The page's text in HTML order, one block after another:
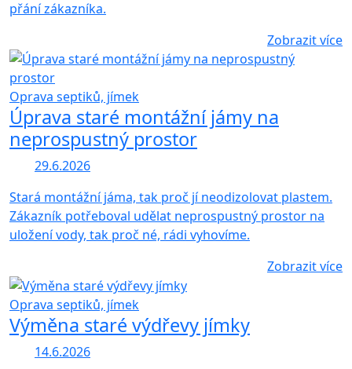
přání zákazníka.
Zobrazit více
Oprava septiků, jímek
Úprava staré montážní jámy na
neprospustný prostor
29.6.2026
Stará montážní jáma, tak proč jí neodizolovat plastem.
Zákazník potřeboval udělat neprospustný prostor na
uložení vody, tak proč né, rádi vyhovíme.
Zobrazit více
Oprava septiků, jímek
Výměna staré výdřevy jímky
14.6.2026